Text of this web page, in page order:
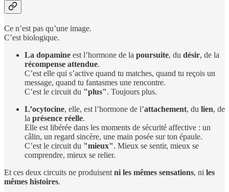
Ce n’est pas qu’une image.
C’est biologique.
La dopamine est l’hormone de la poursuite, du désir, de la
récompense attendue.
C’est elle qui s’active quand tu matches, quand tu reçois un
message, quand tu fantasmes une rencontre.
C’est le circuit du "plus". Toujours plus.
L’ocytocine, elle, est l’hormone de l’attachement, du lien, de
la présence réelle.
Elle est libérée dans les moments de sécurité affective : un
câlin, un regard sincère, une main posée sur ton épaule.
C’est le circuit du "mieux". Mieux se sentir, mieux se
comprendre, mieux se relier.
Et ces deux circuits ne produisent ni les mêmes sensations, ni les
mêmes histoires.